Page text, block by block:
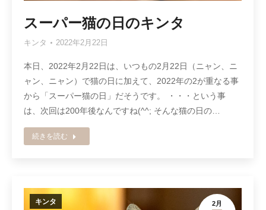
スーパー猫の日のキンタ
キンタ 2022年2月22日
本日、2022年2月22日は、いつもの2月22日（ニャン、ニ
ャン、ニャン）で猫の日に加えて、2022年の2が重なる事
から「スーパー猫の日」だそうです。 ・・・という事
は、次回は200年後なんですね(^^; そんな猫の日の…
続きを読む
2月
キンタ